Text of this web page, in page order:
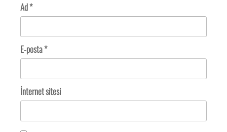
Ad*
E-posta*
İnternet sitesi